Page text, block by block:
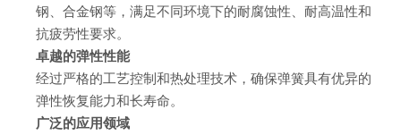
钢、合金钢等，满足不同环境下的耐腐蚀性、耐高温性和
抗疲劳性要求。
卓越的弹性性能
经过严格的工艺控制和热处理技术，确保弹簧具有优异的
弹性恢复能力和长寿命。
广泛的应用领域